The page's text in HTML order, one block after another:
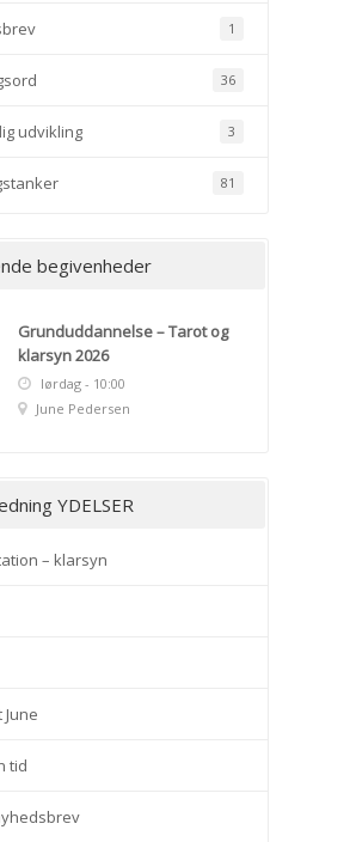
1
36
udvikling 3
81
begivenheder
Grunduddannelse – Tarot og
klarsyn 2026
lørdag - 10:00
June Pedersen
YDELSER
– klarsyn
tid